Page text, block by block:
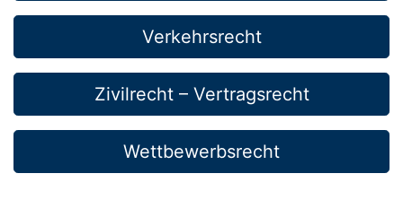
Verkehrsrecht
Zivilrecht – Vertragsrecht
Wettbewerbsrecht